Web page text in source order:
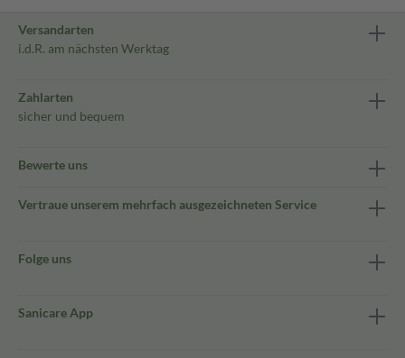
Versandarten
i.d.R. am nächsten Werktag
Zahlarten
sicher und bequem
Bewerte uns
Vertraue unserem mehrfach ausgezeichneten Service
Folge uns
Sanicare App